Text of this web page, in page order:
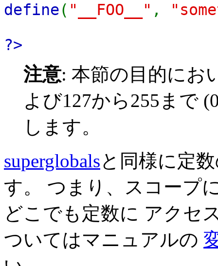
define( "__FOO__" ,
?>
注意: 本節の目的にお
よび127から255まで
します。
superglobalsと同様に定
す。 つまり、スコープ
どこでも定数に アクセ
ついてはマニュアルの